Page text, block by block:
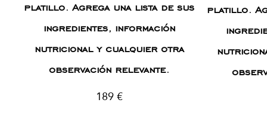
platillo. Agrega una lista de sus
ingredientes, información
nutricional y cualquier otra
observación relevante.
189 €
platillo.